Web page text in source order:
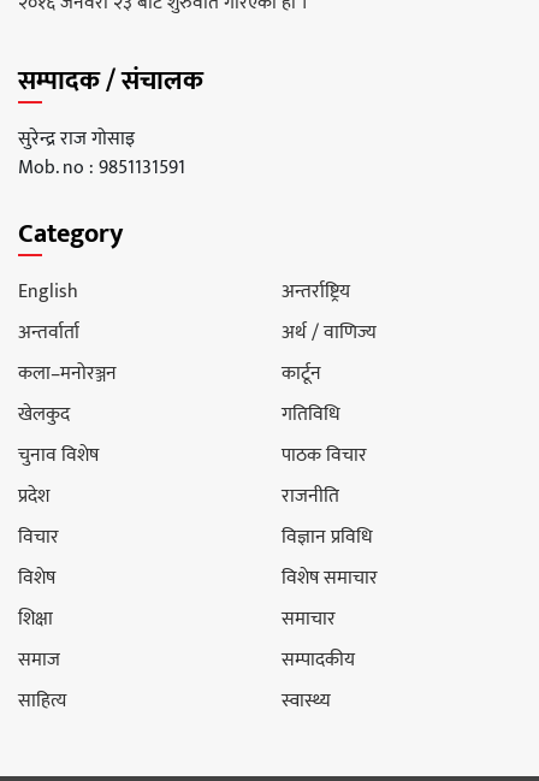
सम्पादक / संचालक
सुरेन्द्र राज गोसाइ
Mob. no : 9851131591
Category
English
अन्तर्राष्ट्रिय
अन्तर्वार्ता
अर्थ / वाणिज्य
कला–मनोरञ्जन
कार्टून
खेलकुद
गतिविधि
चुनाव विशेष
पाठक विचार
प्रदेश
राजनीति
विचार
विज्ञान प्रविधि
विशेष
विशेष समाचार
शिक्षा
समाचार
समाज
सम्पादकीय
साहित्य
स्वास्थ्य